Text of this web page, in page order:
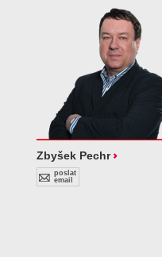
Zbyšek Pechr
poslat
email